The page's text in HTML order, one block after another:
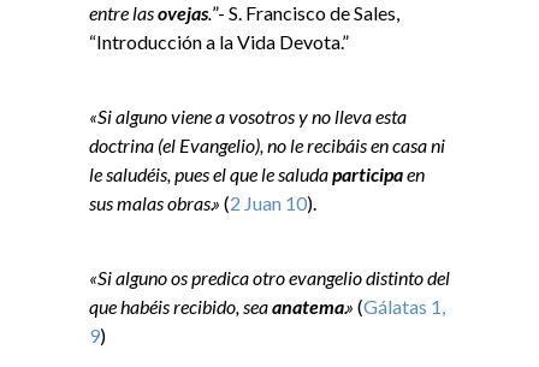
entre lasovejas.”- S. Francisco de Sales,
“Introducción a la Vida Devota.”
«Si alguno viene a vosotros y no lleva esta
doctrina (el Evangelio), no le recibáis en casa ni
le saludéis, pues el que le saludaparticipaen
sus malas obras.» (2 Juan 10).
«Si alguno os predica otro evangelio distinto del
que habéis recibido, seaanatema.» (Gálatas 1,
9)